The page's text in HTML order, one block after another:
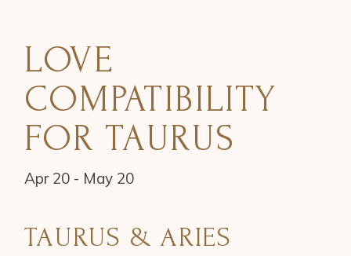
LOVE
COMPATIBILITY
FOR TAURUS
Apr 20 - May 20
TAURUS & ARIES